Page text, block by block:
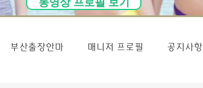
부산출장안마 매니저 프로필 공지사항